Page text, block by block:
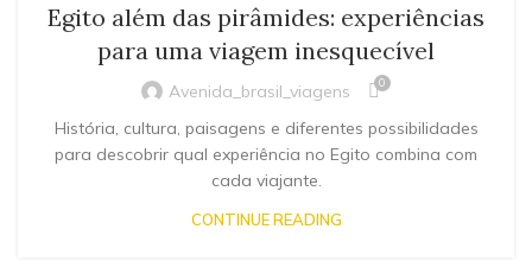
Egito além das pirâmides: experiências
para uma viagem inesquecível
Avenida_brasil_viagens 0
História, cultura, paisagens e diferentes possibilidades
para descobrir qual experiência no Egito combina com
cada viajante.
CONTINUE READING